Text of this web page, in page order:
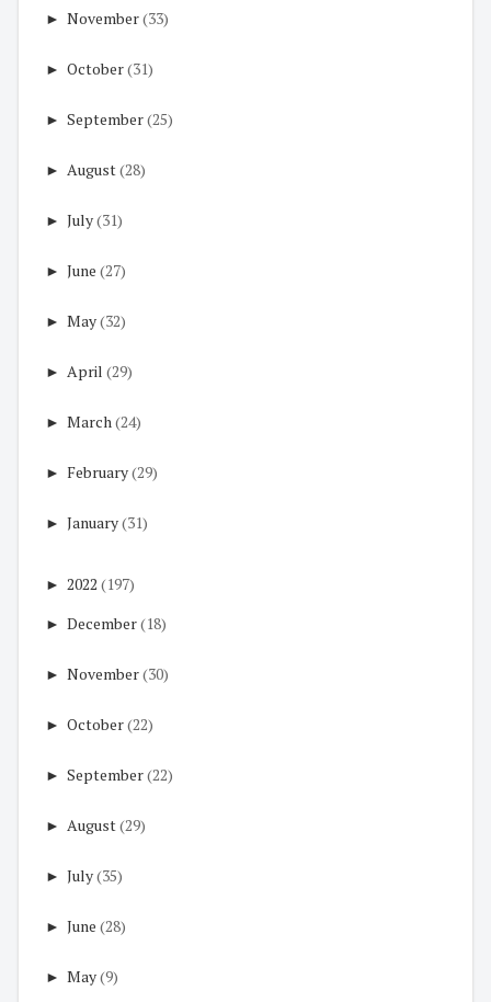
► November(33)
► October(31)
► September(25)
► August(28)
► July(31)
► June (27)
► May(32)
► April (29)
► March (24)
► February(29)
► January(31)
► 2022 (197)
► December(18)
► November(30)
► October(22)
► September(22)
► August(29)
► July(35)
► June (28)
► May(9)